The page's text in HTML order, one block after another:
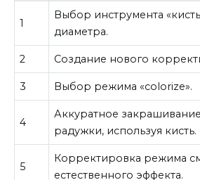
1
Выбор инструмента
диаметра.
2 Создание нового
3 Выбор режима «colorize».
4
Аккуратное
радужки, используя кисть.
5
Корректировка режима
естественного эффекта.